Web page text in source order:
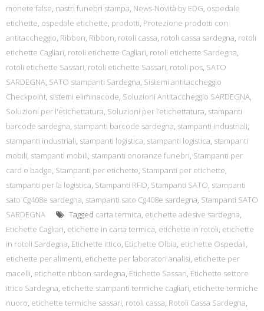
monete false, nastri funebri stampa, News-Novità by EDG, ospedale
etichette, ospedale etichette, prodotti, Protezione prodotti con
antitaccheggio, Ribbon, Ribbon, rotoli cassa, rotoli cassa sardegna, rotoli
etichette Cagliari, rotoli etichette Cagliari, rotoli etichette Sardegna,
rotoli etichette Sassari, rotoli etichette Sassari, rotoli pos, SATO
SARDEGNA, SATO stampanti Sardegna, Sistemi antitaccheggio
Checkpoint, sistemi eliminacode, Soluzioni Antitaccheggio SARDEGNA,
Soluzioni per l'etichettatura, Soluzioni per l’etichettatura, stampanti
barcode sardegna, stampanti barcode sardegna, stampanti industriali,
stampanti industriali, stampanti logistica, stampanti logistica, stampanti
mobili, stampanti mobili, stampanti onoranze funebri, Stampanti per
card e badge, Stampanti per etichette, Stampanti per etichette,
stampanti per la logistica, Stampanti RFID, Stampanti SATO, stampanti
sato Cg408e sardegna, stampanti sato Cg408e sardegna, Stampanti SATO
SARDEGNA
Tagged carta termica, etichette adesive sardegna,
Etichette Cagliari, etichette in carta termica, etichette in rotoli, etichette
in rotoli Sardegna, Etichette ittico, Etichette Olbia, etichette Ospedali,
etichette per alimenti, etichette per laboratori analisi, etichette per
macelli, etichette ribbon sardegna, Etichette Sassari, Etichette settore
ittico Sardegna, etichette stampanti termiche cagliari, etichette termiche
nuoro, etichette termiche sassari, rotoli cassa, Rotoli Cassa Sardegna,